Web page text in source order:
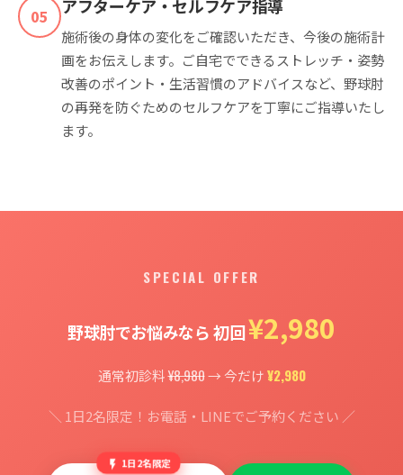
05 アフターケア・セルフケア指導
施術後の身体の変化をご確認いただき、今後の施術計
画をお伝えします。ご自宅でできるストレッチ・姿勢
改善のポイント・生活習慣のアドバイスなど、野球肘
の再発を防ぐためのセルフケアを丁寧にご指導いたし
ます。
SPECIAL OFFER
野球肘でお悩みなら 初回¥2,980
通常初診料¥8,980→ 今だけ¥2,980
＼ 1日2名限定！お電話・LINEでご予約ください ／
1日2名限定